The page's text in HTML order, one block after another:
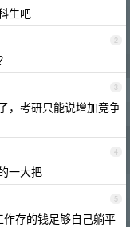
生吧
2
3
，考研只能说增加竞争
4
一大把
5
存的钱足够自己躺平